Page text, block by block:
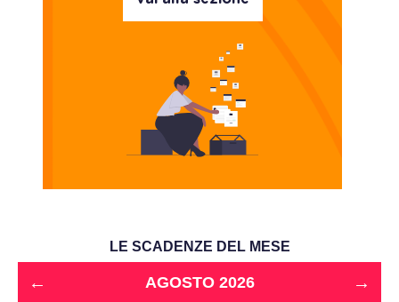
LE SCADENZE DEL MESE
← AGOSTO 2026 →